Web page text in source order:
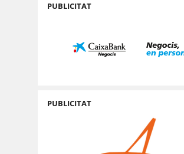
PUBLICITAT
PUBLICITAT